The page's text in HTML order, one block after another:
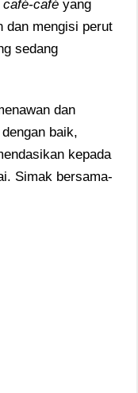
café-café yang
dan mengisi perut
sedang
dan
baik,
kepada
Simak bersama-